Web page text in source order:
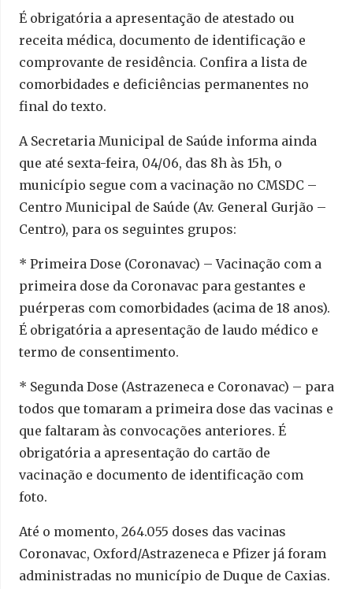
É obrigatória a apresentação de atestado ou
receita médica, documento de identificação e
comprovante de residência. Confira a lista de
comorbidades e deficiências permanentes no
final do texto.
A Secretaria Municipal de Saúde informa ainda
que até sexta-feira, 04/06, das 8h às 15h, o
município segue com a vacinação no CMSDC –
Centro Municipal de Saúde (Av. General Gurjão –
Centro), para os seguintes grupos:
* Primeira Dose (Coronavac) – Vacinação com a
primeira dose da Coronavac para gestantes e
puérperas com comorbidades (acima de 18 anos).
É obrigatória a apresentação de laudo médico e
termo de consentimento.
* Segunda Dose (Astrazeneca e Coronavac) – para
todos que tomaram a primeira dose das vacinas e
que faltaram às convocações anteriores. É
obrigatória a apresentação do cartão de
vacinação e documento de identificação com
foto.
Até o momento, 264.055 doses das vacinas
Coronavac, Oxford/Astrazeneca e Pfizer já foram
administradas no município de Duque de Caxias.